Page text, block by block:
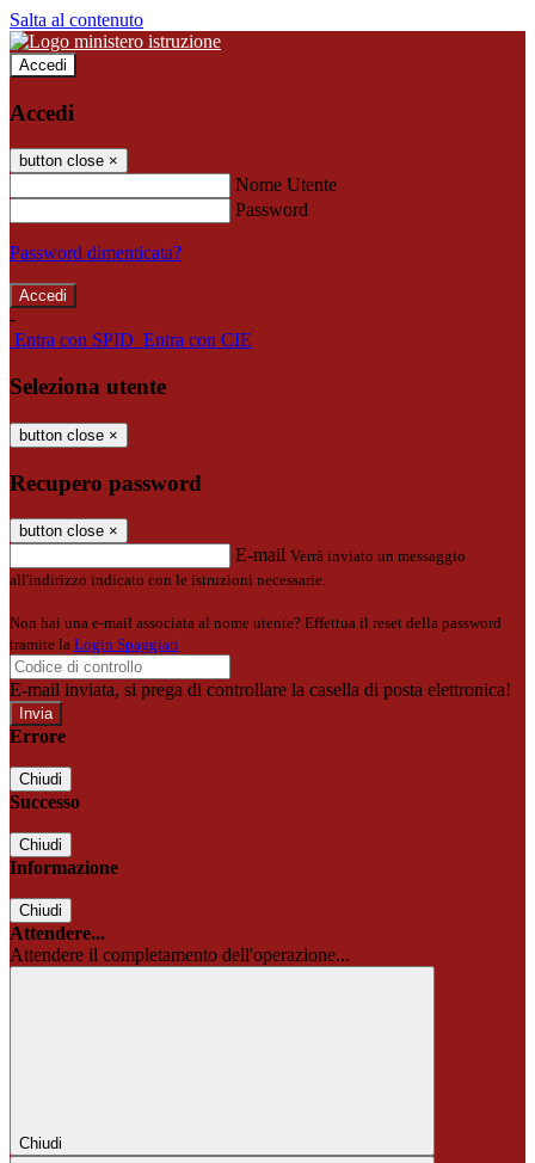
Salta al contenuto
Accedi
Accedi
button close ×
Nome Utente
Password
Password dimenticata?
-
Entra con SPID Entra con CIE
Seleziona utente
button close ×
Recupero password
button close ×
E-mail Verrà inviato un messaggio
all'indirizzo indicato con le istruzioni necessarie.
Non hai una e-mail associata al nome utente? Effettua il reset della password
tramite la Login Spaggiari
E-mail inviata, si prega di controllare la casella di posta elettronica!
Errore
Chiudi
Successo
Chiudi
Informazione
Chiudi
Attendere...
Attendere il completamento dell'operazione...
Chiudi